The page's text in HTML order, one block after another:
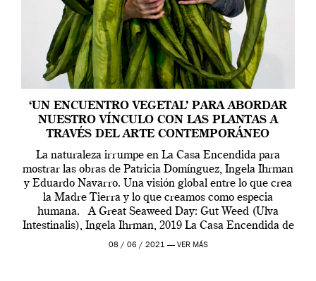
‘UN ENCUENTRO VEGETAL’ PARA ABORDAR
NUESTRO VÍNCULO CON LAS PLANTAS A
TRAVÉS DEL ARTE CONTEMPORÁNEO
La naturaleza irrumpe en La Casa Encendida para
mostrar las obras de Patricia Domínguez, Ingela Ihrman
y Eduardo Navarro. Una visión global entre lo que crea
la Madre Tierra y lo que creamos como especia
humana. A Great Seaweed Day: Gut Weed (Ulva
Intestinalis), Ingela Ihrman, 2019 La Casa Encendida de
Madrid y la Wellcome […]
08 / 06 / 2021 — VER MÁS